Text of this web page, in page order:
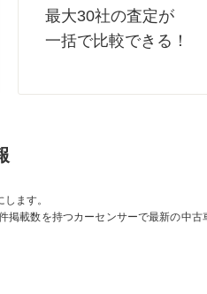
最大30社の査定が
一括で比較できる！
ます。
載数を持つカーセンサーで最新の中古